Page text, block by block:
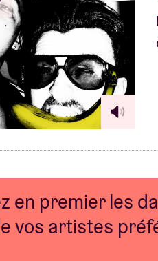
en premier les
vos artistes